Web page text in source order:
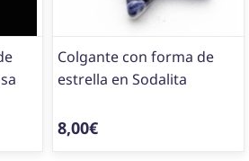
Colgante con forma de
estrella en Sodalita
8,00€